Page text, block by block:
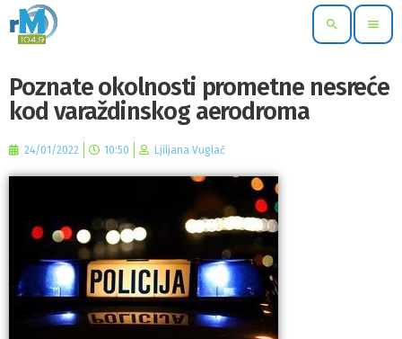
search menu
Poznate okolnosti prometne nesreće
kod varaždinskog aerodroma
24/01/2022 10:50 Ljiljana Vuglač